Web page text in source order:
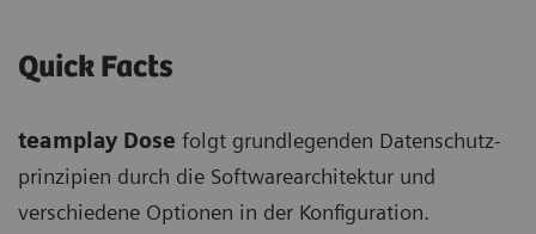
Quick Facts
teamplay Dose folgt grundlegenden Datenschutz-
prinzipien durch die Softwarearchitektur und
verschiedene Optionen in der Konfiguration.